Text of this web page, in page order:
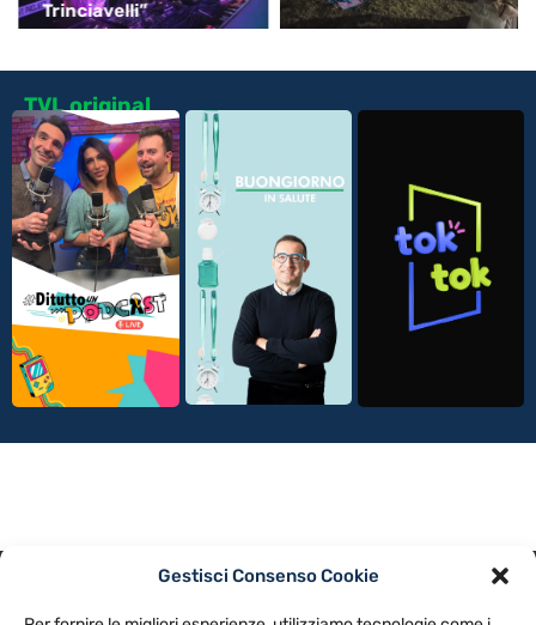
Gestisci Consenso Cookie
Trinciavelli”
TVL original